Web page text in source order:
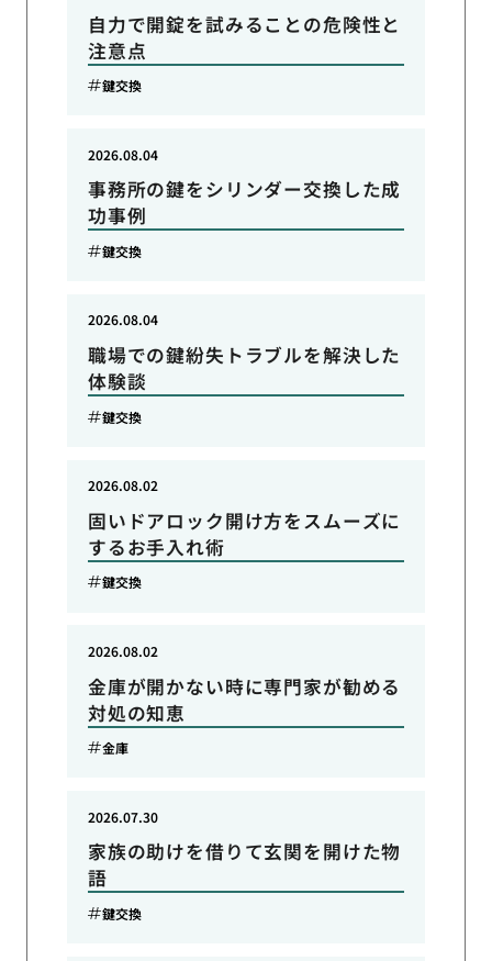
自力で開錠を試みることの危険性と
注意点
鍵交換
事務所の鍵をシリンダー交換した成
功事例
2026.08.04
鍵交換
職場での鍵紛失トラブルを解決した
体験談
2026.08.04
鍵交換
固いドアロック開け方をスムーズに
するお手入れ術
2026.08.02
鍵交換
金庫が開かない時に専門家が勧める
対処の知恵
2026.08.02
金庫
家族の助けを借りて玄関を開けた物
語
2026.07.30
鍵交換